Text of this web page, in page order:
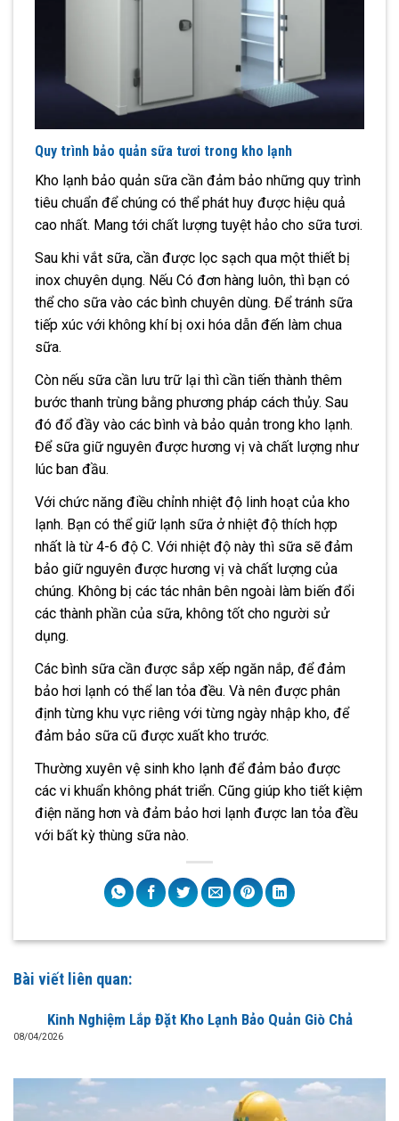
Quy trình bảo quản sữa tươi trong kho lạnh
Kho lạnh bảo quản sữa cần đảm bảo những quy trình
tiêu chuẩn để chúng có thể phát huy được hiệu quả
cao nhất. Mang tới chất lượng tuyệt hảo cho sữa tươi.
Sau khi vắt sữa, cần được lọc sạch qua một thiết bị
inox chuyên dụng. Nếu Có đơn hàng luôn, thì bạn có
thể cho sữa vào các bình chuyên dùng. Để tránh sữa
tiếp xúc với không khí bị oxi hóa dẫn đến làm chua
sữa.
Còn nếu sữa cần lưu trữ lại thì cần tiến thành thêm
bước thanh trùng bằng phương pháp cách thủy. Sau
đó đổ đầy vào các bình và bảo quản trong kho lạnh.
Để sữa giữ nguyên được hương vị và chất lượng như
lúc ban đầu.
Với chức năng điều chỉnh nhiệt độ linh hoạt của kho
lạnh. Bạn có thể giữ lạnh sữa ở nhiệt độ thích hợp
nhất là từ 4-6 độ C. Với nhiệt độ này thì sữa sẽ đảm
bảo giữ nguyên được hương vị và chất lượng của
chúng. Không bị các tác nhân bên ngoài làm biến đổi
các thành phần của sữa, không tốt cho người sử
dụng.
Các bình sữa cần được sắp xếp ngăn nắp, để đảm
bảo hơi lạnh có thể lan tỏa đều. Và nên được phân
định từng khu vực riêng với từng ngày nhập kho, để
đảm bảo sữa cũ được xuất kho trước.
Thường xuyên vệ sinh kho lạnh để đảm bảo được
các vi khuẩn không phát triển. Cũng giúp kho tiết kiệm
điện năng hơn và đảm bảo hơi lạnh được lan tỏa đều
với bất kỳ thùng sữa nào.
Bài viết liên quan:
Kinh Nghiệm Lắp Đặt Kho Lạnh Bảo Quản Giò Chả
08/04/2026